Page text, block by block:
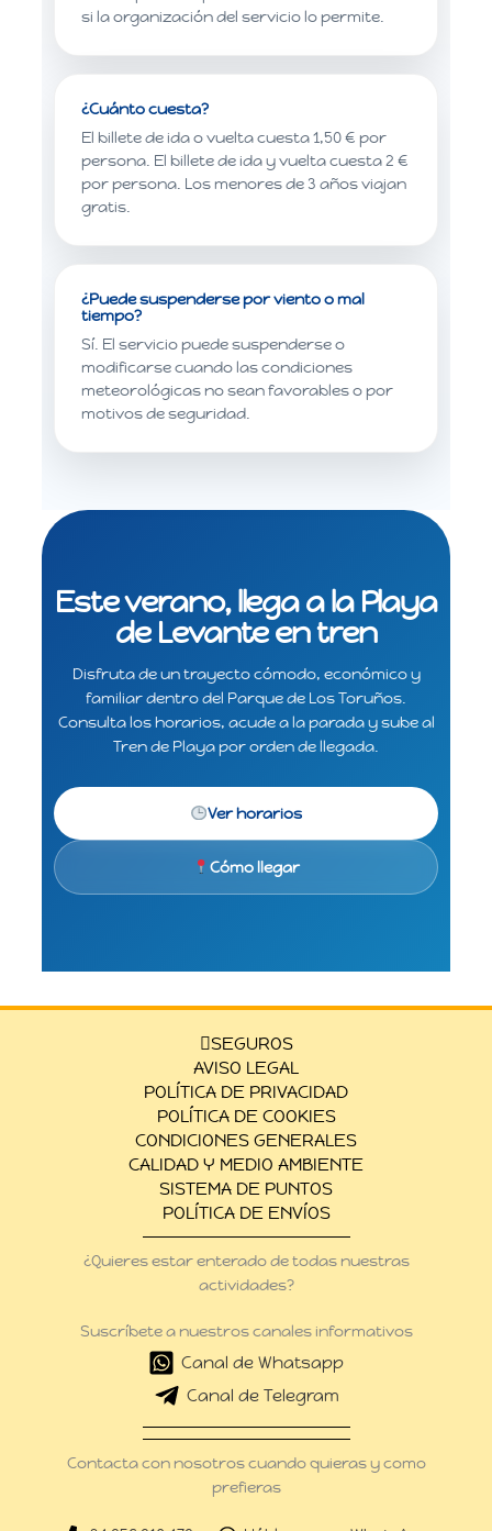
si la organización del servicio lo permite.
¿Cuánto cuesta?
El billete de ida o vuelta cuesta 1,50 € por
persona. El billete de ida y vuelta cuesta 2 €
por persona. Los menores de 3 años viajan
gratis.
¿Puede suspenderse por viento o mal
tiempo?
Sí. El servicio puede suspenderse o
modificarse cuando las condiciones
meteorológicas no sean favorables o por
motivos de seguridad.
Este verano, llega a la Playa
de Levante en tren
Disfruta de un trayecto cómodo, económico y
familiar dentro del Parque de Los Toruños.
Consulta los horarios, acude a la parada y sube al
Tren de Playa por orden de llegada.
Ver horarios
Cómo llegar
SEGUROS
AVISO LEGAL
POLÍTICA DE PRIVACIDAD
POLÍTICA DE COOKIES
CONDICIONES GENERALES
CALIDAD Y MEDIO AMBIENTE
SISTEMA DE PUNTOS
POLÍTICA DE ENVÍOS
¿Quieres estar enterado de todas nuestras
actividades?
Suscríbete a nuestros canales informativos
Canal de Whatsapp
Canal de Telegram
Contacta con nosotros cuando quieras y como
prefieras